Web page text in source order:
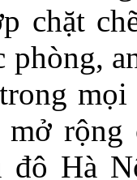
chặt
phòng,
mở
đô Hà